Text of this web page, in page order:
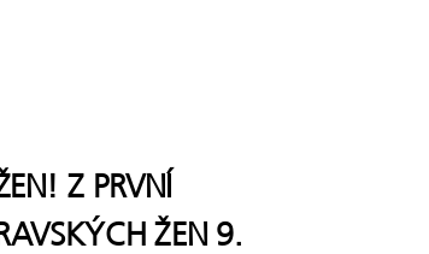
Z PRVNÍ
ŽEN 9.